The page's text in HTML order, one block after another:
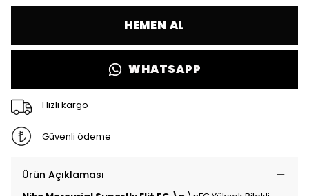
HEMEN AL
WHATSAPP
Hızlı kargo
Güvenli ödeme
Ürün Açıklaması